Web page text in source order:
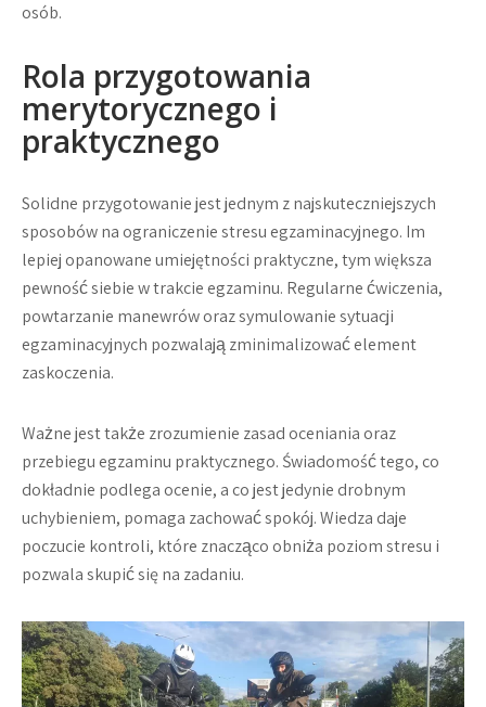
osób.
Rola przygotowania
merytorycznego i
praktycznego
Solidne przygotowanie jest jednym z najskuteczniejszych
sposobów na ograniczenie stresu egzaminacyjnego. Im
lepiej opanowane umiejętności praktyczne, tym większa
pewność siebie w trakcie egzaminu. Regularne ćwiczenia,
powtarzanie manewrów oraz symulowanie sytuacji
egzaminacyjnych pozwalają zminimalizować element
zaskoczenia.
Ważne jest także zrozumienie zasad oceniania oraz
przebiegu egzaminu praktycznego. Świadomość tego, co
dokładnie podlega ocenie, a co jest jedynie drobnym
uchybieniem, pomaga zachować spokój. Wiedza daje
poczucie kontroli, które znacząco obniża poziom stresu i
pozwala skupić się na zadaniu.